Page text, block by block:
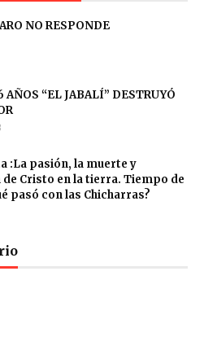
NO RESPONDE
AÑOS “EL JABALÍ” DESTRUYÓ
:La pasión, la muerte y
Cristo en la tierra. Tiempo de
pasó con las Chicharras?